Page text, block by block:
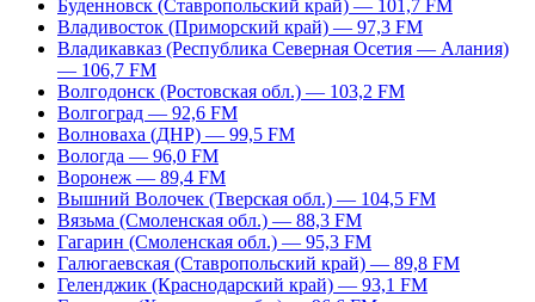
Буденновск (Ставропольский край) — 101,7 FM
Владивосток (Приморский край) — 97,3 FM
Владикавказ (Республика Северная Осетия — Алания)
— 106,7 FM
Волгодонск (Ростовская обл.) — 103,2 FM
Волгоград — 92,6 FM
Волноваха (ДНР) — 99,5 FM
Вологда — 96,0 FM
Воронеж — 89,4 FM
Вышний Волочек (Тверская обл.) — 104,5 FM
Вязьма (Смоленская обл.) — 88,3 FM
Гагарин (Смоленская обл.) — 95,3 FM
Галюгаевская (Ставропольский край) — 89,8 FM
Геленджик (Краснодарский край) — 93,1 FM